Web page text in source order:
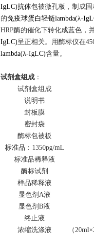
IgLC)抗体包被微孔板，制成固
的免疫球蛋白轻链lambda(λ-
HRP酶的催化下转化成蓝色，
IgLC)呈正相关。用酶标仪在
lambda(λ-IgLC)含量。
试剂盒组成 ：
试剂盒组成
说明书
封板膜
密封袋
酶标包被板
标准品： 1350pg/mL
标准品稀释液
酶标试剂
样品稀释液
显色剂A液
显色剂B液
终止液
浓缩洗涤液
（